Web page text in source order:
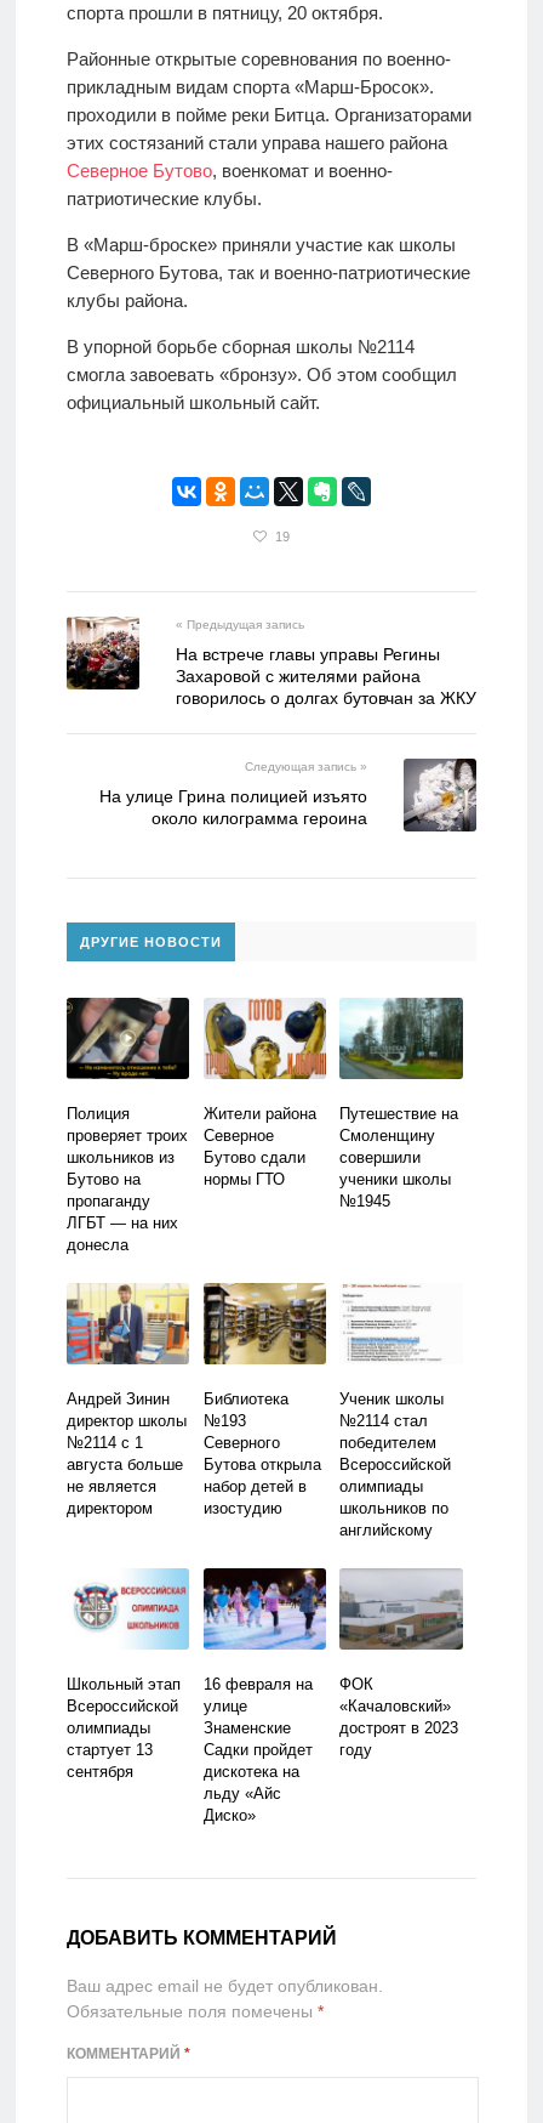
спорта прошли в пятницу, 20 октября.
Районные открытые соревнования по военно-
прикладным видам спорта «Марш-Бросок».
проходили в пойме реки Битца. Организаторами
этих состязаний стали управа нашего района
Северное Бутово, военкомат и военно-
патриотические клубы.
В «Марш-броске» приняли участие как школы
Северного Бутова, так и военно-патриотические
клубы района.
В упорной борьбе сборная школы №2114
смогла завоевать «бронзу». Об этом сообщил
официальный школьный сайт.
19
« Предыдущая запись
На встрече главы управы Регины
Захаровой с жителями района
говорилось о долгах бутовчан за ЖКУ
Следующая запись »
На улице Грина полицией изъято
около килограмма героина
ДРУГИЕ НОВОСТИ
Полиция
проверяет троих
школьников из
Бутово на
пропаганду
ЛГБТ — на них
донесла
Жители района
Северное
Бутово сдали
нормы ГТО
Путешествие на
Смоленщину
совершили
ученики школы
№1945
Андрей Зинин
директор школы
№2114 с 1
августа больше
не является
директором
Библиотека
№193
Северного
Бутова открыла
набор детей в
изостудию
Ученик школы
№2114 стал
победителем
Всероссийской
олимпиады
школьников по
английскому
Школьный этап
Всероссийской
олимпиады
стартует 13
сентября
16 февраля на
улице
Знаменские
Садки пройдет
дискотека на
льду «Айс
Диско»
ФОК
«Качаловский»
достроят в 2023
году
ДОБАВИТЬ КОММЕНТАРИЙ
Ваш адрес email не будет опубликован.
Обязательные поля помечены *
КОММЕНТАРИЙ *